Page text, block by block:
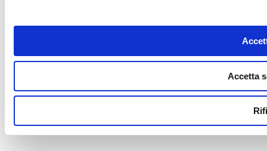
Accetta